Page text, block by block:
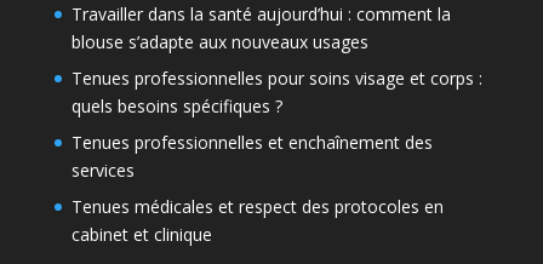
Travailler dans la santé aujourd’hui : comment la
blouse s’adapte aux nouveaux usages
Tenues professionnelles pour soins visage et corps :
quels besoins spécifiques ?
Tenues professionnelles et enchaînement des
services
Tenues médicales et respect des protocoles en
cabinet et clinique